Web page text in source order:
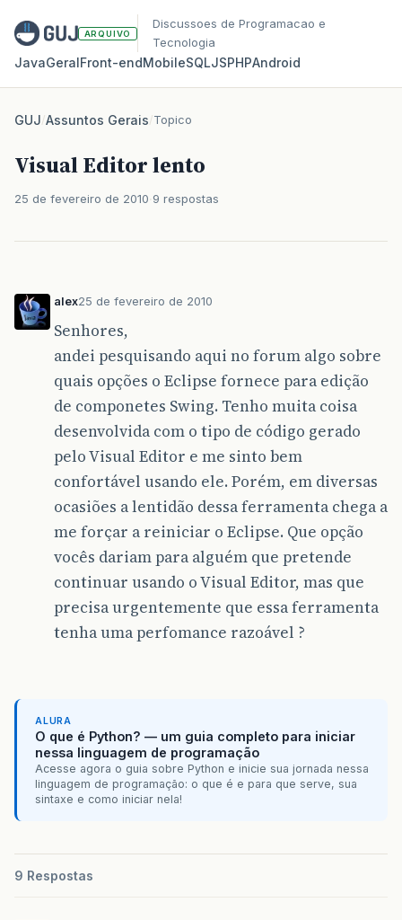
ARQUIVO
Discussoes de Programacao e
Tecnologia
JavaGeralFront‑endMobileSQLJSPHPAndroid
GUJ/Assuntos Gerais/Topico
Visual Editor lento
25 de fevereiro de 2010 9 respostas
alex25 de fevereiro de 2010
Senhores,
andei pesquisando aqui no forum algo sobre
quais opções o Eclipse fornece para edição
de componetes Swing. Tenho muita coisa
desenvolvida com o tipo de código gerado
pelo Visual Editor e me sinto bem
confortável usando ele. Porém, em diversas
ocasiões a lentidão dessa ferramenta chega a
me forçar a reiniciar o Eclipse. Que opção
vocês dariam para alguém que pretende
continuar usando o Visual Editor, mas que
precisa urgentemente que essa ferramenta
tenha uma perfomance razoável ?
ALURA
O que é Python? — um guia completo para iniciar
nessa linguagem de programação
Acesse agora o guia sobre Python e inicie sua jornada nessa
linguagem de programação: o que é e para que serve, sua
sintaxe e como iniciar nela!
9 Respostas